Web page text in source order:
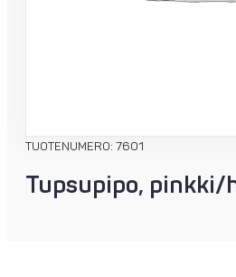
TUOTENUMERO: 7601
Tupsupipo, pinkki/